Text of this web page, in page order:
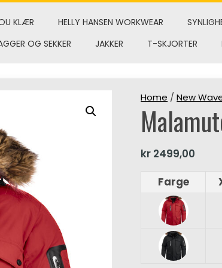
KLÆR HELLY HANSEN WORKWEAR
OG SEKKER
JAKKER T-SKJORTER
Home /New
kr 2499,00
Farge